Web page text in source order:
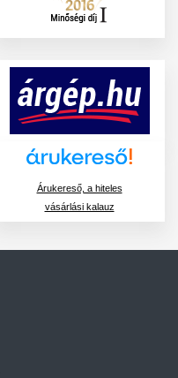
Árukereső, a hiteles
vásárlási kalauz